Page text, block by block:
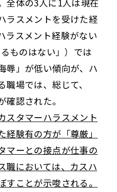
ラスメントを受けた経
ラスメント経験がない
ものはない」）では
辱」が低い傾向が、ハ
場では、総じて、
確認された。
タマーハラスメント
経験有の方が「尊厳」
マーとの接点が仕事の
職においては、カスハ
すことが示唆される。